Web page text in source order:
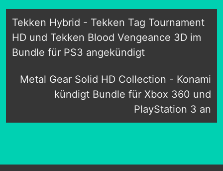
Tekken Hybrid - Tekken Tag Tournament
HD und Tekken Blood Vengeance 3D im
Bundle für PS3 angekündigt
Metal Gear Solid HD Collection - Konami
kündigt Bundle für Xbox 360 und
PlayStation 3 an